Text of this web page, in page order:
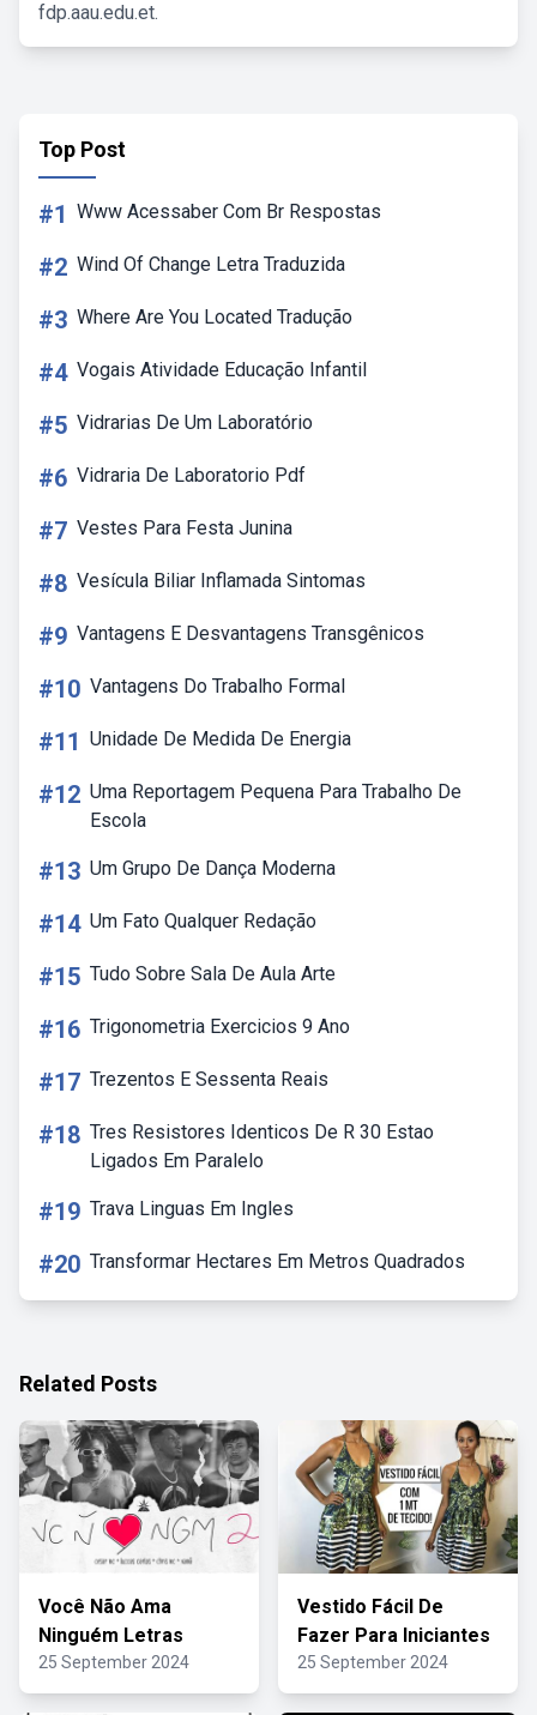
fdp.aau.edu.et.
Top Post
#1 Www Acessaber Com Br Respostas
#2 Wind Of Change Letra Traduzida
#3 Where Are You Located Tradução
#4 Vogais Atividade Educação Infantil
#5 Vidrarias De Um Laboratório
#6 Vidraria De Laboratorio Pdf
#7 Vestes Para Festa Junina
#8 Vesícula Biliar Inflamada Sintomas
#9 Vantagens E Desvantagens Transgênicos
#10 Vantagens Do Trabalho Formal
#11 Unidade De Medida De Energia
#12 Uma Reportagem Pequena Para Trabalho De
Escola
#13 Um Grupo De Dança Moderna
#14 Um Fato Qualquer Redação
#15 Tudo Sobre Sala De Aula Arte
#16 Trigonometria Exercicios 9 Ano
#17 Trezentos E Sessenta Reais
#18 Tres Resistores Identicos De R 30 Estao
Ligados Em Paralelo
#19 Trava Linguas Em Ingles
#20 Transformar Hectares Em Metros Quadrados
Related Posts
Você Não Ama
Ninguém Letras
25 September 2024
Vestido Fácil De
Fazer Para Iniciantes
25 September 2024